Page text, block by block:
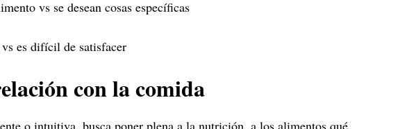
vs se desean cosas específicas
es difícil de satisfacer
con la comida
o intuitiva, busca poner plena a la nutrición, a los alimentos qué